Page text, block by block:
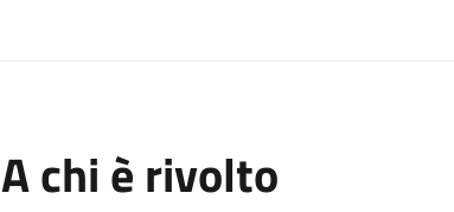
A chi è rivolto